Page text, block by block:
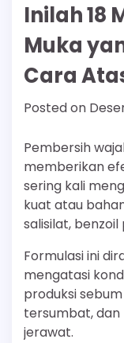
Inilah 18
Muka
Cara
Posted on
Pembersih
memberikan
sering kali
kuat atau
salisilat, benzoil
Formulasi ini
mengatasi
produksi
tersumbat,
jerawat.